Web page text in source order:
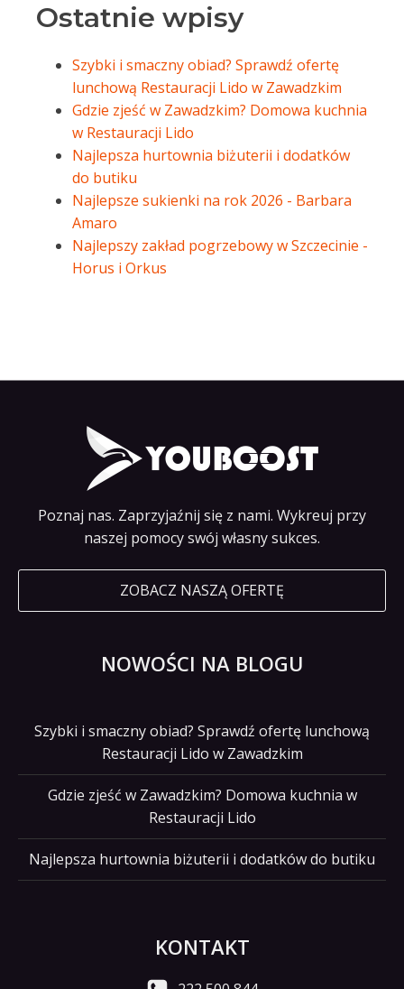
Ostatnie wpisy
Szybki i smaczny obiad? Sprawdź ofertę
lunchową Restauracji Lido w Zawadzkim
Gdzie zjeść w Zawadzkim? Domowa kuchnia
w Restauracji Lido
Najlepsza hurtownia biżuterii i dodatków
do butiku
Najlepsze sukienki na rok 2026 - Barbara
Amaro
Najlepszy zakład pogrzebowy w Szczecinie -
Horus i Orkus
Poznaj nas. Zaprzyjaźnij się z nami. Wykreuj przy
naszej pomocy swój własny sukces.
ZOBACZ NASZĄ OFERTĘ
NOWOŚCI NA BLOGU
Szybki i smaczny obiad? Sprawdź ofertę lunchową
Restauracji Lido w Zawadzkim
Gdzie zjeść w Zawadzkim? Domowa kuchnia w
Restauracji Lido
Najlepsza hurtownia biżuterii i dodatków do butiku
KONTAKT